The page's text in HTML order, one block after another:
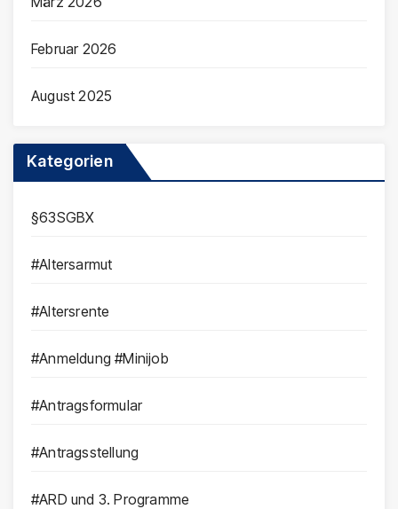
Februar 2026
August 2025
Kategorien
§63SGBX
#Altersarmut
#Altersrente
#Anmeldung #Minijob
#Antragsformular
#Antragsstellung
#ARD und 3. Programme